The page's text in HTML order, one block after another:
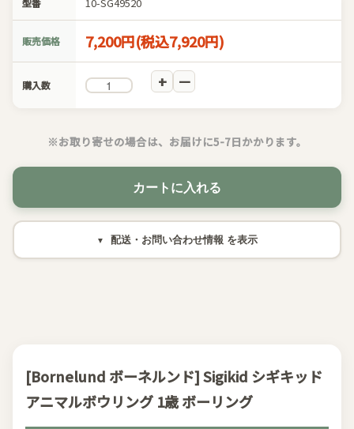
型番
販売価格 7,200円(税込7,920円)
購入数
※お取り寄せの場合は、お届けに5-7日かかります。
カートに入れる
配送・お問い合わせ情報
[Bornelund ボーネルンド] Sigikid シギキッド
アニマルボウリング 1歳 ボーリング